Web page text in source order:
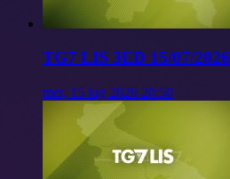
TG7 LIS 3ED 15/07/2026
mer, 15 lug 2026 20:50